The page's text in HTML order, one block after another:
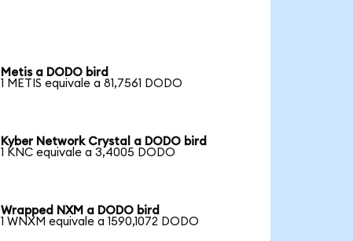
Metis a DODO bird
1 METIS equivale a 81,7561 DODO
Kyber Network Crystal a DODO bird
1 KNC equivale a 3,4005 DODO
Wrapped NXM a DODO bird
1 WNXM equivale a 1590,1072 DODO